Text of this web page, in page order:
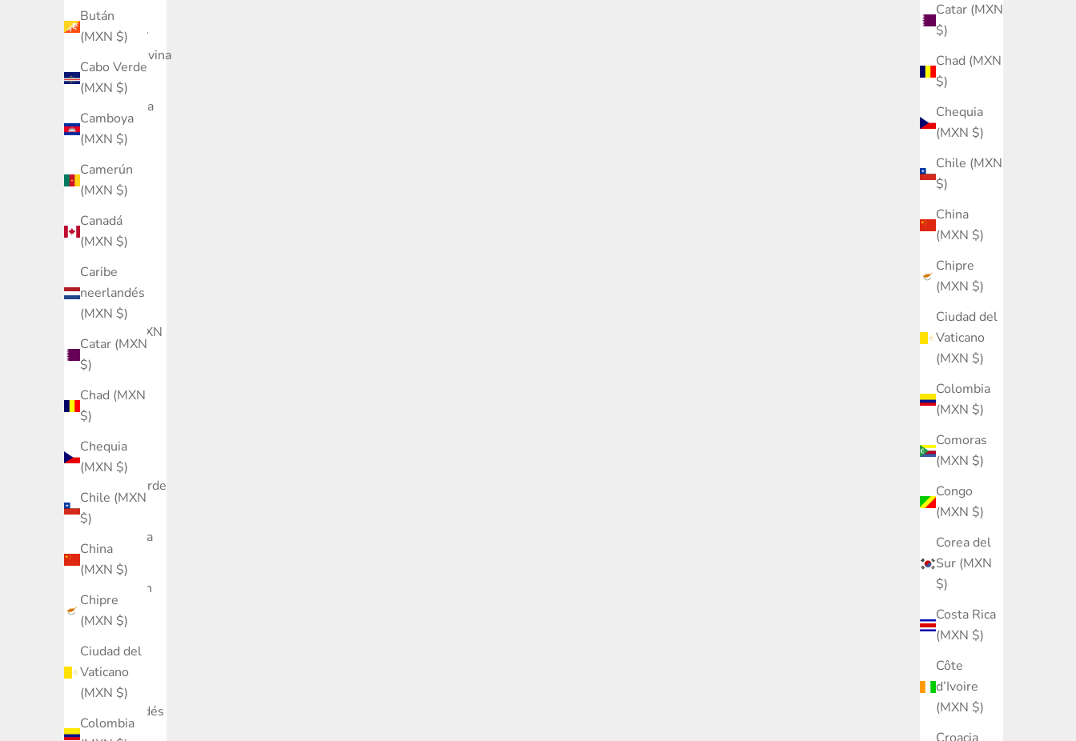
Catar (MXN
$)
Chad (MXN
$)
Chequia
(MXN $)
Chile (MXN
$)
China
(MXN $)
Chipre
(MXN $)
Ciudad del
Vaticano
(MXN $)
Colombia
(MXN $)
Comoras
(MXN $)
Congo
(MXN $)
Corea del
Sur (MXN
$)
Costa Rica
(MXN $)
Côte
d’Ivoire
(MXN $)
Bután
(MXN $)
Cabo Verde
(MXN $)
Camboya
(MXN $)
Camerún
(MXN $)
Canadá
(MXN $)
Caribe
neerlandés
(MXN $)
Catar (MXN
$)
Chad (MXN
$)
Chequia
(MXN $)
Chile (MXN
$)
China
(MXN $)
Chipre
(MXN $)
Ciudad del
Vaticano
(MXN $)
Colombia
Bosnia y
Herzegovina
(MXN $)
Botsuana
(MXN $)
(MXN $)
(MXN $)
(MXN $)
Burkina
Faso (MXN
$)
(MXN $)
(MXN $)
Cabo Verde
(MXN $)
Camboya
(MXN $)
Camerún
(MXN $)
(MXN $)
Caribe
neerlandés
(MXN $)